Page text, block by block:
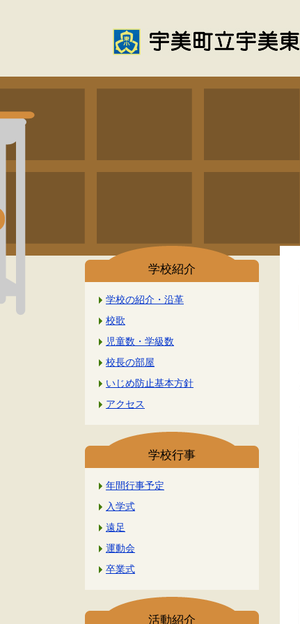
学校紹介
学校の紹介・沿革
校歌
児童数・学級数
校長の部屋
いじめ防止基本方針
アクセス
学校行事
年間行事予定
入学式
遠足
運動会
卒業式
活動紹介